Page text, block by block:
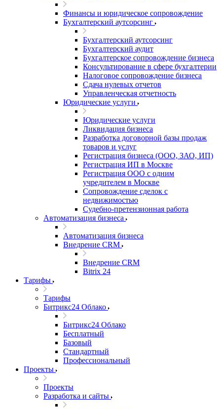
Финансы и юридическое сопровождение
Бухгалтерский аутсорсинг
Бухгалтерский аутсорсинг
Бухгалтерский аудит
Бухгалтерское сопровождение бизнеса
Консультирование в сфере бухгалтерии
Налоговое сопровождение бизнеса
Сдача нулевых отчетов
Управленческая отчетность
Юридические услуги
Юридические услуги
Ликвидация бизнеса
Разработка договорной базы продаж
товаров и услуг
Регистрация бизнеса (ООО, ЗАО, ИП)
Регистрация ИП в Москве
Регистрация ООО с одним
учредителем в Москве
Сопровождение сделок с
недвижимостью
Судебно-претензионная работа
Автоматизация бизнеса
Автоматизация бизнеса
Внедрение CRM
Внедрение CRM
Bitrix 24
Тарифы
Тарифы
Битрикс24 Облако
Битрикс24 Облако
Бесплатный
Базовый
Стандартный
Профессиональный
Проекты
Проекты
Разработка и сайты